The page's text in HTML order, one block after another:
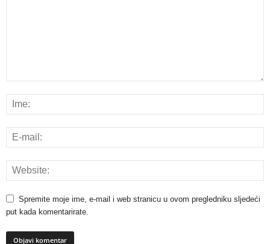
Spremite moje ime, e-mail i web stranicu u ovom pregledniku sljedeći
put kada komentarirate.